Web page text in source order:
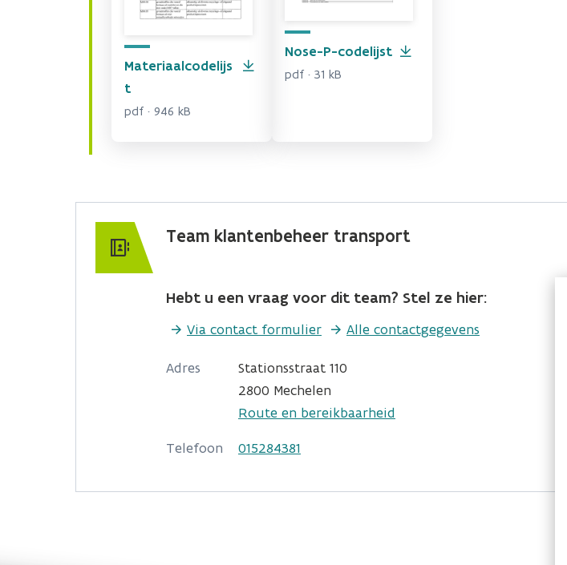
Materiaalcodelijs
t
pdf · 946 kB
Nose-P-codelijst
pdf · 31 kB
Team klantenbeheer transport
Hebt u een vraag voor dit team? Stel ze hier:
Via contact formulier Alle contactgegevens
Adres
Stationsstraat 110
2800 Mechelen
Route en bereikbaarheid
Telefoon
015284381